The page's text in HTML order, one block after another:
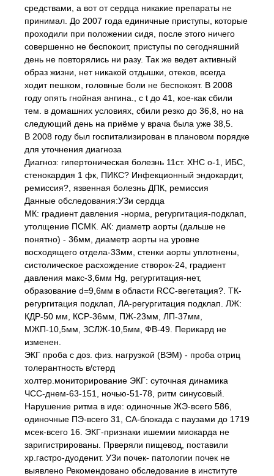
средствами, а вот от сердца никакие препараты не
принимал. До 2007 года единичные приступы, которые
проходили при положении сидя, после этого ничего
совершенно не беспокоит, приступы по сегодняшний
день не повторялись ни разу. Так же ведет активный
образ жизни, нет никакой отдышки, отеков, всегда
ходит пешком, головные боли не беспокоят. В 2008
году опять гнойная ангина., с t до 41, кое-как сбили
тем. в домашних условиях, сбили резко до 36,8, но на
следующий день на приёме у врача была уже 38,5.
В 2008 году был госпитализирован в плановом порядке
для уточнения диагноза
Диагноз: гипертоническая болезнь 11ст. ХНС о-1, ИБС,
стенокардия 1 фк, ПИКС? Инфекционный эндокардит,
ремиссия?, язвенная болезнь ДПК, ремиссия
Данные обследования:УЗи сердца
МК: градиент давления -норма, регургитация-подклап,
утолщение ПСМК. АК: диаметр аорты (дальше не
понятно) - 36мм, диаметр аорты на уровне
восходящего отдела-33мм, стенки аорты уплотнены,
систолическое расхождение створок-24, градиент
давления макс-3,6мм Нg, регургитация-нет,
образование d=9,6мм в области RCC-вегетация?. ТК-
регургитация подклап, ЛА-регургитация подклап. ЛЖ:
КДР-50 мм, КСР-36мм, ПЖ-23мм, ЛП-37мм,
МЖП-10,5мм, ЗСЛЖ-10,5мм, ФВ-49. Перикард не
изменен.
ЭКГ проба с доз. физ. нагрузкой (ВЭМ) - проба отриц
толерантность в/стерд
холтер.мониторирование ЭКГ: суточная динамика
ЧСС-днем-63-151, ночью-51-78, ритм синусовый.
Нарушение ритма в иде: одиночные ЖЭ-всего 586,
одиночные ПЭ-всего 31, СА-блокада с паузами до 1719
мсек-всего 16. ЭКГ-признаки ишемии миокарда не
заригистрированы. Прверяли пищевод, поставили
хр.гастро-дуоденит. УЗи почек- патологии почек не
выявлено Рекомендовано обследование в институте